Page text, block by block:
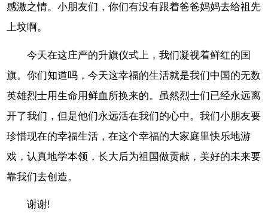
感激之情。小朋友们，你们有没有跟着爸爸妈妈去给祖先
上坟啊。
今天在这庄严的升旗仪式上，我们凝视着鲜红的国
旗。你们知道吗，今天这幸福的生活就是我们中国的无数
英雄烈士用生命用鲜血所换来的。虽然烈士们已经永远离
开了我们，但是他们永远活在我们的心中。我们小朋友要
珍惜现在的幸福生活，在这个幸福的大家庭里快乐地游
戏，认真地学本领，长大后为祖国做贡献，美好的未来要
靠我们去创造。
谢谢!